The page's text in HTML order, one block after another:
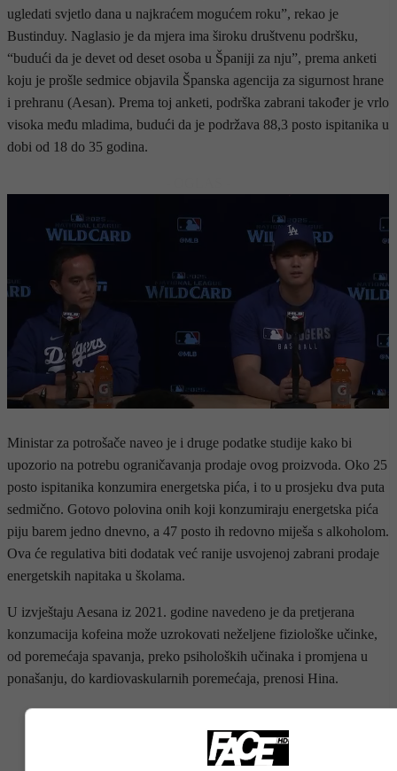
ugledati svjetlo dana u najkraćem mogućem roku”, rekao je
Bustinduy. Naglasio je da mjera ima široku društvenu podršku,
“budući da je devet od deset osoba u Španiji za nju”, prema anketi
koju je prošle sedmice objavila Španska agencija za sigurnost hrane
i prehranu (Aesan). Prema toj anketi, podrška zabrani također je vrlo
visoka među mladima, budući da je podržava 88,3 posto ispitanika u
dobi od 18 do 35 godina.
Ministar za potrošače naveo je i druge podatke studije kako bi
upozorio na potrebu ograničavanja prodaje ovog proizvoda. Oko 25
posto ispitanika konzumira energetska pića, i to u prosjeku dva puta
sedmično. Gotovo polovina onih koji konzumiraju energetska pića
piju barem jedno dnevno, a 47 posto ih redovno miješa s alkoholom.
Ova će regulativa biti dodatak već ranije usvojenoj zabrani prodaje
energetskih napitaka u školama.
U izvještaju Aesana iz 2021. godine navedeno je da pretjerana
konzumacija kofeina može uzrokovati neželjene fiziološke učinke,
od poremećaja spavanja, preko psiholoških učinaka i promjena u
ponašanju, do kardiovaskularnih poremećaja, prenosi Hina.